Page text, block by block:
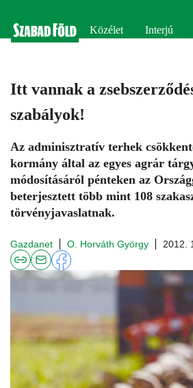
Közélet Interjú
Itt vannak a
szabályok!
Az adminisztratív terhek
kormány által az egyes agrár
módosításáról pénteken az
beterjesztett több mint 108
törvényjavaslatnak.
Gazdanet O. Horváth György 2012.